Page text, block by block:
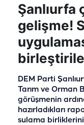
gelişme!
DEM Parti
Tarım ve Orman
görüşmenin
hazırladıkları
sulama